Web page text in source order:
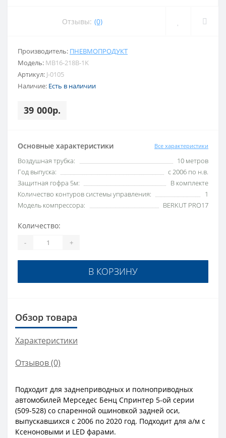
Отзывы: (0)
Производитель: ПНЕВМОПРОДУКТ
Модель: MB16-218B-1K
Артикул: J-0105
Наличие: Есть в наличии
39 000р.
Основные характеристики Все характеристики
Воздушная трубка:
10 метров
Год выпуска:
с 2006 по н.в.
Защитная гофра 5м:
В комплекте
Количество контуров системы управления:
1
Модель компрессора:
BERKUT PRO17
Количество:
- +
В КОРЗИНУ
Обзор товара
Характеристики
Отзывов (0)
Подходит для заднеприводных и полноприводных
автомобилей Мерседес Бенц Спринтер 5-ой серии
(509-528) со спаренной ошиновкой задней оси,
выпускавшихся с 2006 по 2020 год. Подходит для а/м с
Ксеноновыми и LED фарами.